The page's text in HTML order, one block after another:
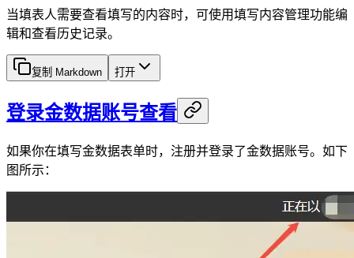
当填表人需要查看填写的内容时，可使用填写内容管理功能编
辑和查看历史记录。
复制 Markdown 打开
登录金数据账号查看
如果你在填写金数据表单时，注册并登录了金数据账号。如下
图所示：